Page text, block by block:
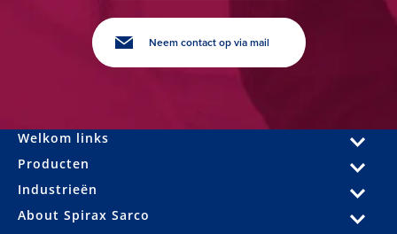
Neem contact op via mail
Welkom links
Producten
Industrieën
About Spirax Sarco